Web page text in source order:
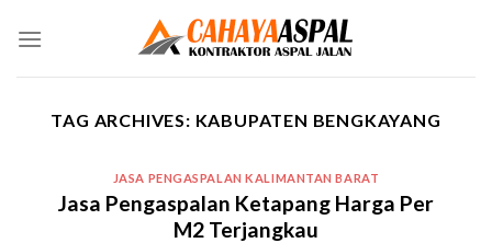
TAG ARCHIVES: KABUPATEN BENGKAYANG
JASA PENGASPALAN KALIMANTAN BARAT
Jasa Pengaspalan Ketapang Harga Per
M2 Terjangkau